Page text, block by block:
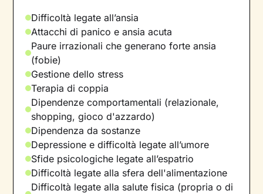
Difficoltà legate all’ansia
Attacchi di panico e ansia acuta
Paure irrazionali che generano forte ansia
(fobie)
Gestione dello stress
Terapia di coppia
Dipendenze comportamentali (relazionale,
shopping, gioco d'azzardo)
Dipendenza da sostanze
Depressione e difficoltà legate all’umore
Sfide psicologiche legate all’espatrio
Difficoltà legate alla sfera dell'alimentazione
Difficoltà legate alla salute fisica (propria o di